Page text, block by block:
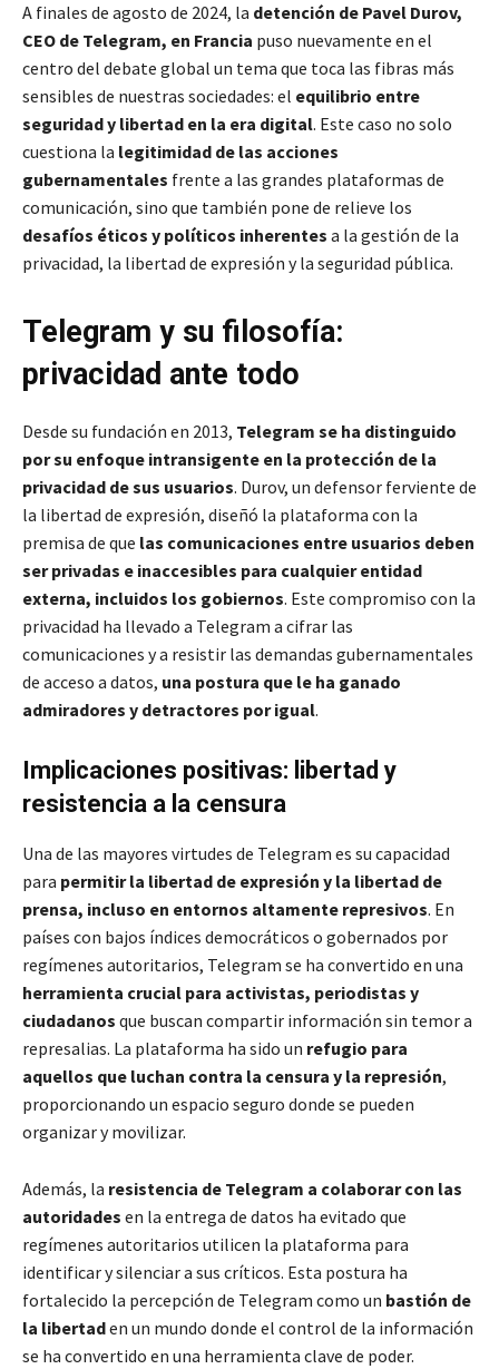
A finales de agosto de 2024, la detención de Pavel Durov,
CEO de Telegram, en Francia puso nuevamente en el
centro del debate global un tema que toca las fibras más
sensibles de nuestras sociedades: el equilibrio entre
seguridad y libertad en la era digital. Este caso no solo
cuestiona la legitimidad de las acciones
gubernamentales frente a las grandes plataformas de
comunicación, sino que también pone de relieve los
desafíos éticos y políticos inherentes a la gestión de la
privacidad, la libertad de expresión y la seguridad pública.
Telegram y su filosofía:
privacidad ante todo
Desde su fundación en 2013, Telegram se ha distinguido
por su enfoque intransigente en la protección de la
privacidad de sus usuarios. Durov, un defensor ferviente de
la libertad de expresión, diseñó la plataforma con la
premisa de que las comunicaciones entre usuarios deben
ser privadas e inaccesibles para cualquier entidad
externa, incluidos los gobiernos. Este compromiso con la
privacidad ha llevado a Telegram a cifrar las
comunicaciones y a resistir las demandas gubernamentales
de acceso a datos, una postura que le ha ganado
admiradores y detractores por igual.
Implicaciones positivas: libertad y
resistencia a la censura
Una de las mayores virtudes de Telegram es su capacidad
para permitir la libertad de expresión y la libertad de
prensa, incluso en entornos altamente represivos. En
países con bajos índices democráticos o gobernados por
regímenes autoritarios, Telegram se ha convertido en una
herramienta crucial para activistas, periodistas y
ciudadanos que buscan compartir información sin temor a
represalias. La plataforma ha sido un refugio para
aquellos que luchan contra la censura y la represión,
proporcionando un espacio seguro donde se pueden
organizar y movilizar.
Además, la resistencia de Telegram a colaborar con las
autoridades en la entrega de datos ha evitado que
regímenes autoritarios utilicen la plataforma para
identificar y silenciar a sus críticos. Esta postura ha
fortalecido la percepción de Telegram como un bastión de
la libertaden un mundo donde el control de la información
se ha convertido en una herramienta clave de poder.